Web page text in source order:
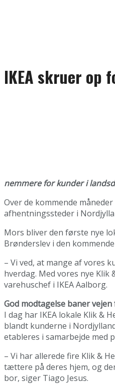
IKEA skruer op
nemmere for kunder i
Over de kommende
afhentningssteder i
Mors bliver den første nye
Brønderslev i den
– Vi ved, at mange af vores
hverdag. Med vores nye
varehuschef i IKEA Aalborg.
God modtagelse baner
I dag har IKEA lokale Klik &
blandt kunderne i
etableres i samarbejde med
– Vi har allerede fire Klik &
tættere på deres hjem, og
bor, siger Tiago Jesus.